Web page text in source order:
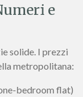
e
solide. I prezzi
metropolitana:
bedroom flat)